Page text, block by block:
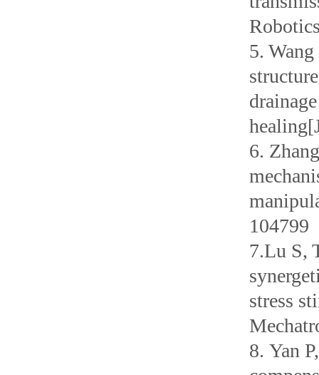
5.
6.
104799
7.Lu S,
stress
8. Yan